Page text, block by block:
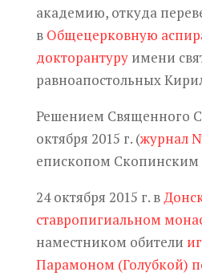
академию, откуда
в Общецерковную
докторантуру имени
равноапостольных
Решением Священного
октября 2015 г. (журнал
епископом
24 октября 2015 г. в
ставропигиальном
наместником обители
Парамоном (Голубкой)